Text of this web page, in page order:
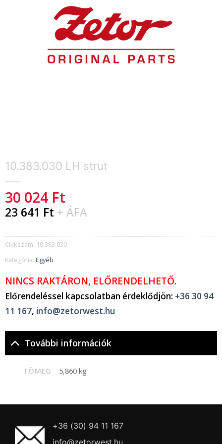
10.383.030 LH strut
30 024 Ft
23 641 Ft + ÁFA
Cikkszám: 10.383.030
Kategória: Egyéb
NINCS RAKTÁRON, ELŐRENDELHETŐ.
Előrendeléssel kapcsolatban érdeklődjön: +36 30 94
11 167, info@zetorwest.hu
További információk
TÖMEG 5,860 kg
+36 (30) 94 11 167